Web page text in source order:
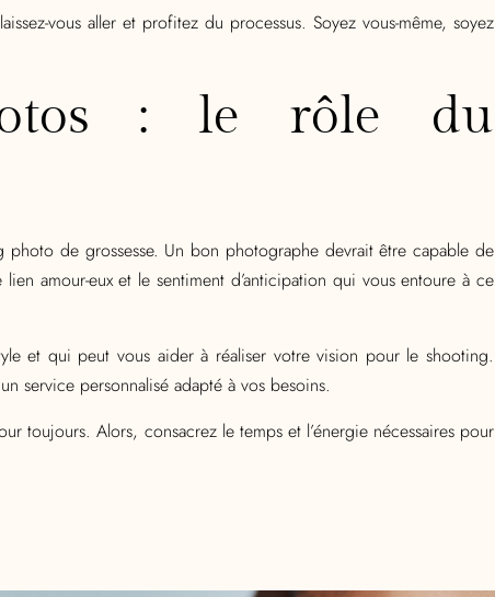
vous aller et profitez du processus. Soyez vous-même, soyez
: le rôle du
de grossesse. Un bon photographe devrait être capable de
amour-eux et le sentiment d’anticipation qui vous entoure à ce
et qui peut vous aider à réaliser votre vision pour le shooting.
service personnalisé adapté à vos besoins.
toujours. Alors, consacrez le temps et l’énergie nécessaires pour